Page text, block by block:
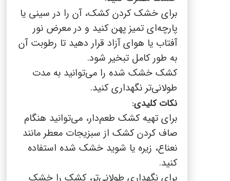
برای خشک کردن کشک، آن را در سینی یا
پارچه‌ای تمیز پهن کنید و در معرض نور
آفتاب یا هوای آزاد قرار دهید تا رطوبت آن
به طور کامل تبخیر شود.
کشک خشک شده را می‌توانید به مدت
طولانی‌تر نگهداری کنید.
نکات کلیدی:
برای تهیه کشک طعم‌دار، می‌توانید هنگام
صاف کردن کشک از سبزیجات معطر مانند
نعناع، زیره یا شوید خشک شده استفاده
کنید.